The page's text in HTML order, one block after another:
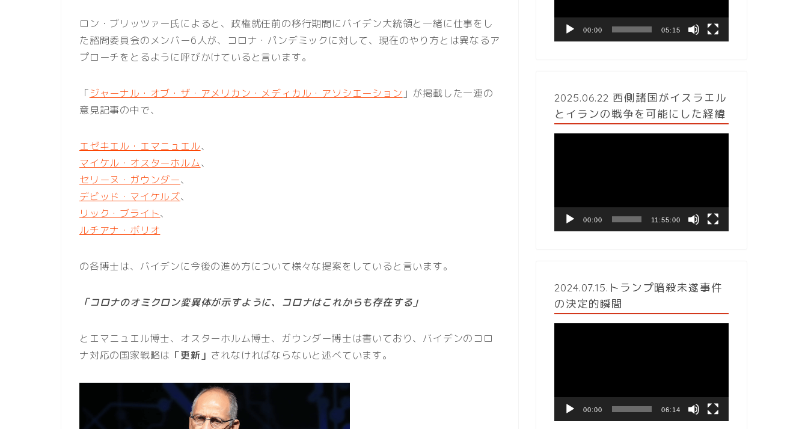
ロン・ブリッツァー氏によると、政権就任前の移行期間にバイデン大統領と一緒に仕事をし
た諮問委員会のメンバー6人が、コロナ・パンデミックに対して、現在のやり方とは異なるア
プローチをとるように呼びかけていると言います。
「ジャーナル・オブ・ザ・アメリカン・メディカル・アソシエーション 」が掲載した一連の
意見記事の中で、
エゼキエル・エマニュエル、
マイケル・オスターホルム、
セリーヌ・ガウンダー、
デビッド・マイケルズ、
リック・ブライト、
ルチアナ・ボリオ
の各博士は、バイデンに今後の進め方について様々な提案をしていると言います。
「コロナのオミクロン変異体が示すように、コロナはこれからも存在する」
とエマニュエル博士、オスターホルム博士、ガウンダー博士は書いており、バイデンのコロ
ナ対応の国家戦略は 「更新」 されなければならないと述べています。
ヤ
00:00 05:15
2025.06.22 西側諸国がイスラエル
とイランの戦争を可能にした経緯
ヤ
00:00 11:55:00
2024.07.15.トランプ暗殺未遂事件
の決定的瞬間
ヤ
00:00 06:14